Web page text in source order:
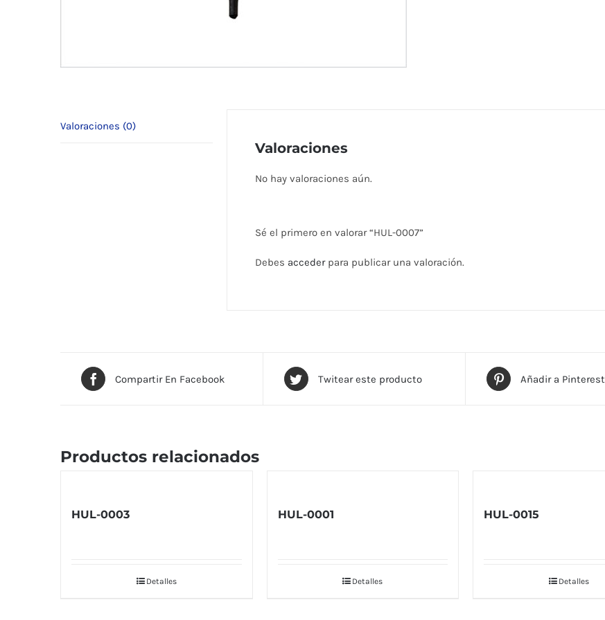
Valoraciones (0)
Valoraciones
No hay valoraciones aún.
Sé el primero en valorar “HUL-0007”
Debes accederpara publicar una valoración.
Compartir En Facebook Twitear este producto Añadir a Pinterest
Productos relacionados
HUL-0003
Detalles
HUL-0001
Detalles
HUL-0015
Detalles